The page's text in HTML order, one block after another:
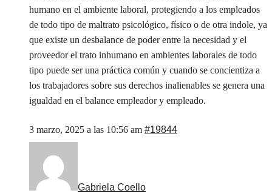
humano en el ambiente laboral, protegiendo a los empleados
de todo tipo de maltrato psicológico, físico o de otra indole, ya
que existe un desbalance de poder entre la necesidad y el
proveedor el trato inhumano en ambientes laborales de todo
tipo puede ser una práctica común y cuando se concientiza a
los trabajadores sobre sus derechos inalienables se genera una
igualdad en el balance empleador y empleado.
3 marzo, 2025 a las 10:56 am #19844
Gabriela Coello